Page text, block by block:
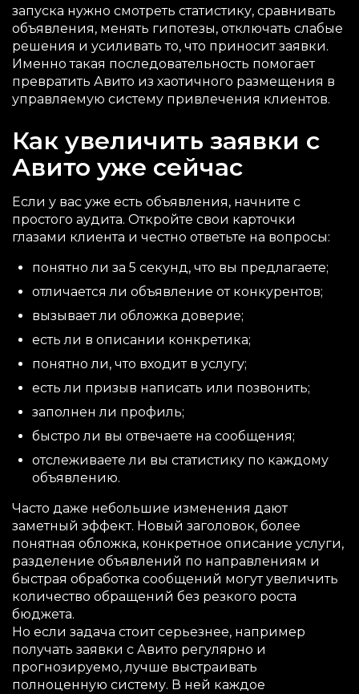
запуска нужно смотреть статистику, сравнивать
объявления, менять гипотезы, отключать слабые
решения и усиливать то, что приносит заявки.
Именно такая последовательность помогает
превратить Авито из хаотичного размещения в
управляемую систему привлечения клиентов.
Как увеличить заявки с
Авито уже сейчас
Если у вас уже есть объявления, начните с
простого аудита. Откройте свои карточки
глазами клиента и честно ответьте на вопросы:
понятно ли за 5 секунд, что вы предлагаете;
отличается ли объявление от конкурентов;
вызывает ли обложка доверие;
есть ли в описании конкретика;
понятно ли, что входит в услугу;
есть ли призыв написать или позвонить;
заполнен ли профиль;
быстро ли вы отвечаете на сообщения;
отслеживаете ли вы статистику по каждому
объявлению.
Часто даже небольшие изменения дают
заметный эффект. Новый заголовок, более
понятная обложка, конкретное описание услуги,
разделение объявлений по направлениям и
быстрая обработка сообщений могут увеличить
количество обращений без резкого роста
бюджета.
Но если задача стоит серьезнее, например
получать заявки с Авито регулярно и
прогнозируемо, лучше выстраивать
полноценную систему. В ней каждое